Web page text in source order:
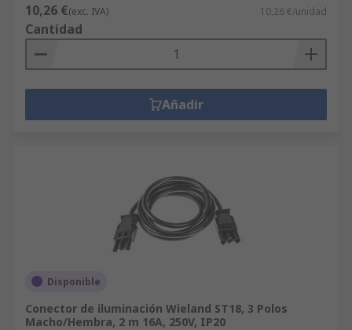
10,26 €(exc. IVA) 10,26 €/unidad
Cantidad
Añadir
Disponible
Conector de iluminación Wieland ST18, 3 Polos
Macho/Hembra, 2 m 16A, 250V, IP20